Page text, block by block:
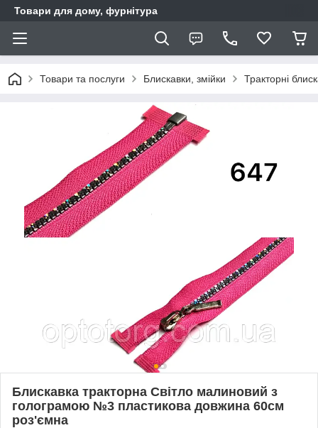
Товари для дому, фурнітура
Товари та послуги Блискавки, змійки Тракторні
Блискавка тракторна Світло малиновий з
голограмою №3 пластикова довжина 60см
роз'ємна